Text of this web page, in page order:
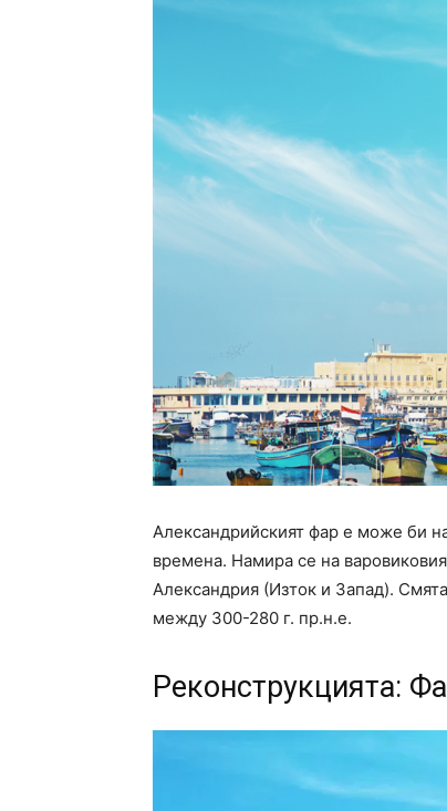
Александрийският фар е може би
времена. Намира се на
Александрия (Изток и Запад).
между 300-280 г. пр.н.е.
Реконструкцията: